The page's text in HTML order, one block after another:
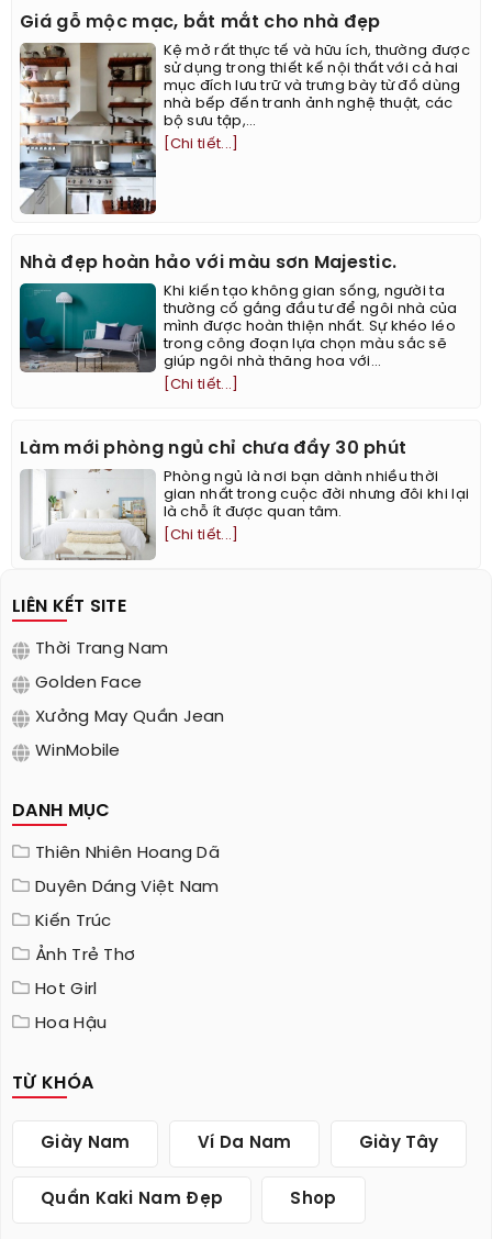
Giá gỗ mộc mạc, bắt mắt cho nhà đẹp
Kệ mở rất thực tế và hữu ích, thường được
sử dụng trong thiết kế nội thất với cả hai
mục đích lưu trữ và trưng bày từ đồ dùng
nhà bếp đến tranh ảnh nghệ thuật, các
bộ sưu tập,...
[Chi tiết...]
Nhà đẹp hoàn hảo với màu sơn Majestic.
Khi kiến tạo không gian sống, người ta
thường cố gắng đầu tư để ngôi nhà của
mình được hoàn thiện nhất. Sự khéo léo
trong công đoạn lựa chọn màu sắc sẽ
giúp ngôi nhà thăng hoa với...
[Chi tiết...]
Làm mới phòng ngủ chỉ chưa đầy 30 phút
Phòng ngủ là nơi bạn dành nhiều thời
gian nhất trong cuộc đời nhưng đôi khi lại
là chỗ ít được quan tâm.
[Chi tiết...]
LIÊN KẾT SITE
Thời Trang Nam
Golden Face
Xưởng May Quần Jean
WinMobile
DANH MỤC
Thiên Nhiên Hoang Dã
Duyên Dáng Việt Nam
Kiến Trúc
Ảnh Trẻ Thơ
Hot Girl
Hoa Hậu
TỪ KHÓA
Giày Nam Ví Da Nam Giày Tây
Quần Kaki Nam Đẹp Shop